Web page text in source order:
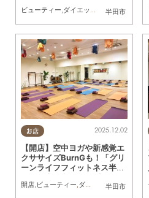
半田市
ビューティー,ダイエット 健康,おひとり
お店
半田市
2025.12.02
【開店】空中ヨガや新感覚エ
クササイズBurnGも！「グリ
ーンライフフィットネス半
プン
開店, ビューティー,ダイエット ,健康 スポ